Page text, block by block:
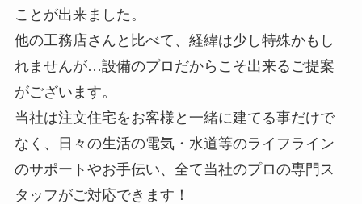
ことが出来ました。
他の工務店さんと比べて、経緯は少し特殊かもし
れませんが…設備のプロだからこそ出来るご提案
がございます。
当社は注文住宅をお客様と一緒に建てる事だけで
なく、日々の生活の電気・水道等のライフライン
のサポートやお手伝い、全て当社のプロの専門ス
タッフがご対応できます！